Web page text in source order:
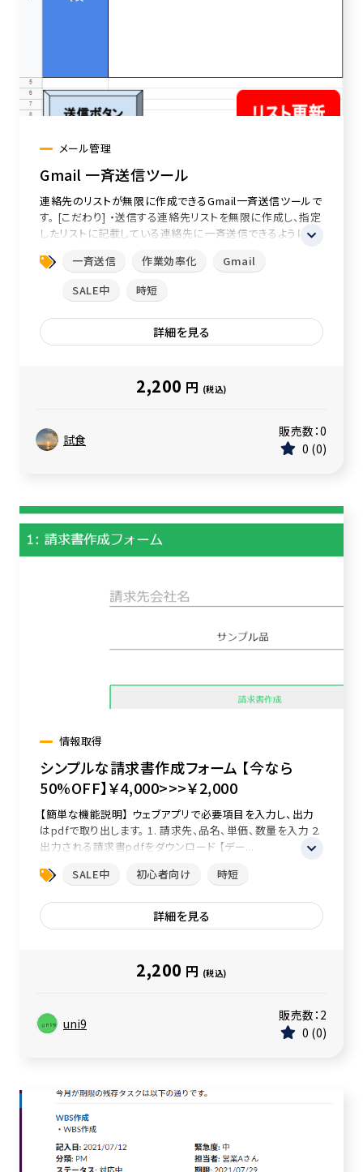
メール管理
Gmail 一斉送信ツール
連絡先のリストが無限に作成できるGmail一斉送信ツールで
す。 [こだわり] ・送信する連絡先リストを無限に作成し、指定
したリストに記載している連絡先に一斉送信できるようにし
一斉送信 作業効率化
Gmail
SALE中
時短
詳細を見る
2,200 円 (税込)
試食
販売数：0
0 0
情報取得
シンプルな請求書作成フォーム 【今なら
50%OFF】￥4,000>>>￥2,000
【簡単な機能説明】 ウェブアプリで必要項目を入力し、出力
はpdfで取り出します。 1. 請求先、品名、単価、数量を入力 2.
出力される請求書pdfをダウンロード 【デー...
SALE中
初心者向け 時短
詳細を見る
2,200 円 (税込)
uni9
販売数： 2
0 0